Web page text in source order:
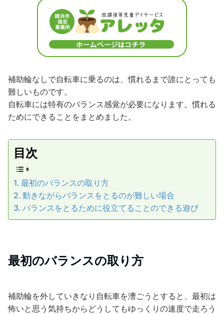
補助輪なしで自転車に乗るのは、慣れるまで誰にとっても
難しいものです。
自転車には特有のバランス感覚が必要になります。慣れる
ためにできることをまとめました。
目次
最初のバランスの取り方
動きながらバランスをとるのが難しい場合
バランスをとるために役立てることのできる遊び
最初のバランスの取り方
補助輪を外していきなり自転車を漕ごうとすると、最初は
怖いと思う気持ちからどうしてもゆっくりの速度で走ろう